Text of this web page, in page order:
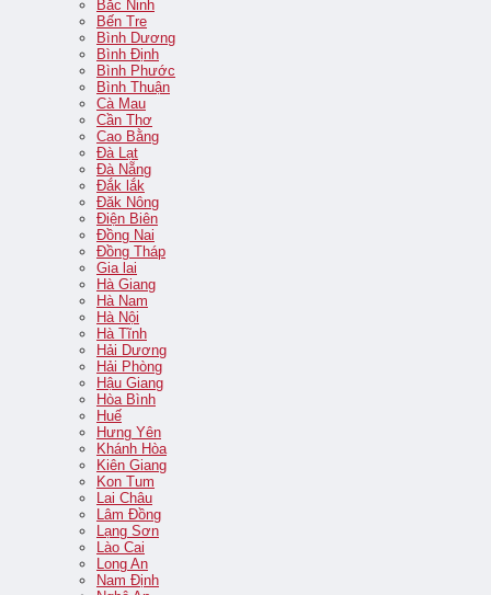
Bắc Ninh
Bến Tre
Bình Dương
Bình Định
Bình Phước
Bình Thuận
Cà Mau
Cần Thơ
Cao Bằng
Đà Lạt
Đà Nẵng
Đắk lắk
Đăk Nông
Điện Biên
Đồng Nai
Đồng Tháp
Gia lai
Hà Giang
Hà Nam
Hà Nội
Hà Tĩnh
Hải Dương
Hải Phòng
Hậu Giang
Hòa Bình
Huế
Hưng Yên
Khánh Hòa
Kiên Giang
Kon Tum
Lai Châu
Lâm Đồng
Lạng Sơn
Lào Cai
Long An
Nam Định